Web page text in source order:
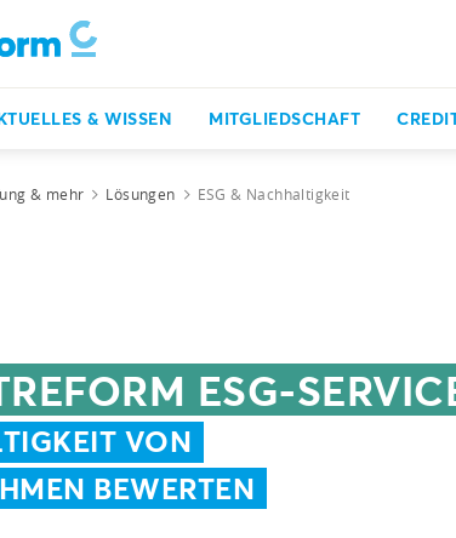
& WISSEN MITGLIEDSCHAFT
& mehr Lösungen ESG & Nachhaltigkeit
ESG-
VON
BEWERTEN